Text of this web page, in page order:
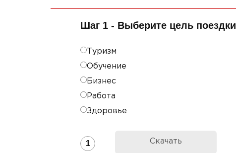
Шаг 1 - Выберите цель поездки
Туризм
Обучение
Бизнес
Работа
Здоровье
1 Скачать